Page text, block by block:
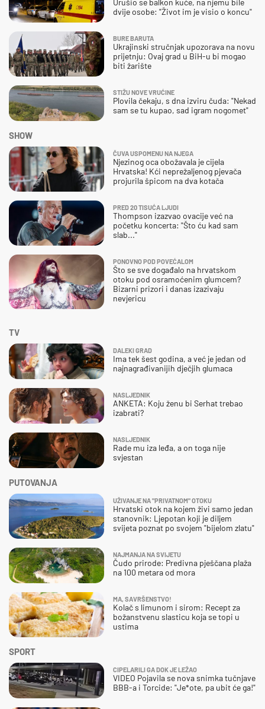
dvije osobe: "Život im je visio o koncu"
BURE BARUTA
Ukrajinski stručnjak upozorava na novu
prijetnju: Ovaj grad u BiH-u bi mogao
biti žarište
STIŽU NOVE VRUĆINE
Plovila čekaju, s dna izviru čuda: "Nekad
sam se tu kupao, sad igram nogomet"
SHOW
ČUVA USPOMENU NA NJEGA
Njezinog oca obožavala je cijela
Hrvatska! Kći neprežaljenog pjevača
projurila špicom na dva kotača
PRED 20 TISUĆA LJUDI
Thompson izazvao ovacije već na
početku koncerta: "Što ću kad sam
slab..."
PONOVNO POD POVEĆALOM
Što se sve događalo na hrvatskom
otoku pod osramoćenim glumcem?
Bizarni prizori i danas izazivaju
nevjericu
SPORT
CIPELARILI GA DOK JE LEŽAO
VIDEO Pojavila se nova snimka tučnjave
BBB-a i Torcide: "Je*ote, pa ubit će ga!"
TV
DALEKI GRAD
Ima tek šest godina, a već je jedan od
najnagrađivanijih dječjih glumaca
NASLJEDNIK
ANKETA: Koju ženu bi Serhat trebao
izabrati?
NASLJEDNIK
Rade mu iza leđa, a on toga nije
svjestan
PUTOVANJA
UŽIVANJE NA "PRIVATNOM" OTOKU
Hrvatski otok na kojem živi samo jedan
stanovnik: Ljepotan koji je diljem
svijeta poznat po svojem "bijelom zlatu"
NAJMANJA NA SVIJETU
Čudo prirode: Predivna pješčana plaža
na 100 metara od mora
MA, SAVRŠENSTVO!
Kolač s limunom i sirom: Recept za
božanstvenu slasticu koja se topi u
ustima